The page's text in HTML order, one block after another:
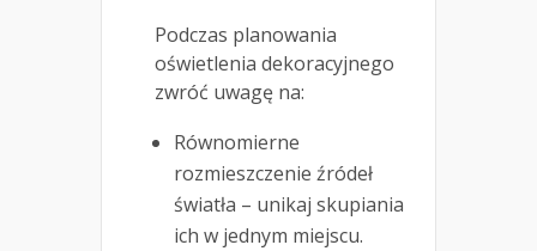
Podczas planowania
oświetlenia dekoracyjnego
zwróć uwagę na:
Równomierne
rozmieszczenie źródeł
światła – unikaj skupiania
ich w jednym miejscu.